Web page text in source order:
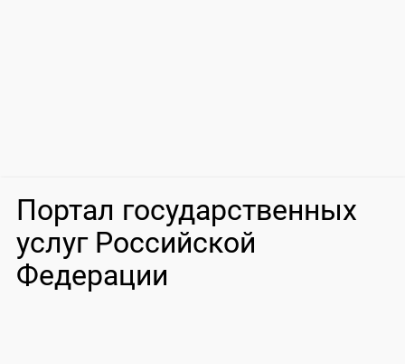
Портал государственных
услуг Российской
Федерации